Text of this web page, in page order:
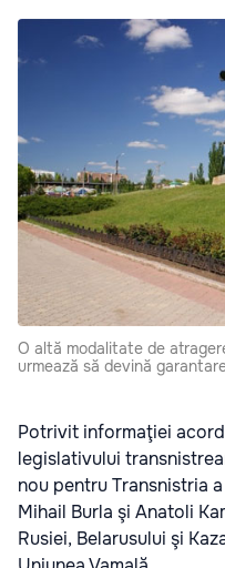
O altă modalitate de
urmează să devină
Potrivit informaţiei
legislativului
nou pentru Transnistria
Mihail Burla şi Anatoli
Rusiei, Belarusului şi